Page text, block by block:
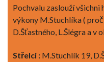
Pochvalu zaslouží všichni
výkony M.Stuchlíka (
D.Šťastného, L.Šlégra a v
Střelci : M.Stuchlík 19,